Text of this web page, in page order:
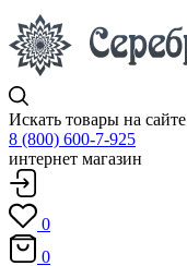
Искать товары на сайте
8 (800) 600-7-925
интернет магазин
0
0